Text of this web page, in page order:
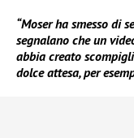
“Moser ha smesso di
segnalano che un
abbia creato
dolce attesa, per